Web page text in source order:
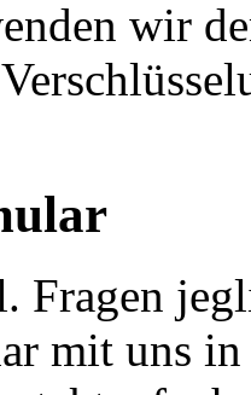
wir
Fragen
mit uns